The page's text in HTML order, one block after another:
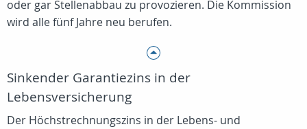
oder gar Stellenabbau zu provozieren. Die Kommission
wird alle fünf Jahre neu berufen.
Sinkender Garantiezins in der
Lebensversicherung
Der Höchstrechnungszins in der Lebens- und